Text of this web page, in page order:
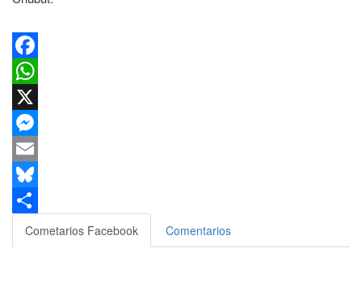
Facebook
WhatsApp
X
Messenger
Email
Bluesky
Compartir
Cometarios Facebook Comentarios